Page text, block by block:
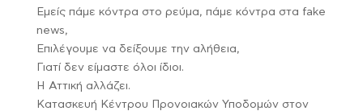
Εμείς πάμε κόντρα στο ρεύμα, πάμε κόντρα στα fake
news,
Επιλέγουμε να δείξουμε την αλήθεια,
Γιατί δεν είμαστε όλοι ίδιοι.
Η Αττική αλλάζει.
Κατασκευή Κέντρου Προνοιακών Υποδομών στον